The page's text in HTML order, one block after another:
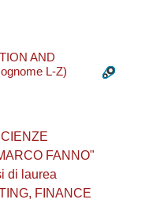
AND
L-Z)
FANNO"
di laurea
FINANCE